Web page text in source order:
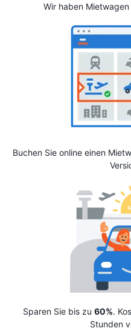
Wir haben
Buchen Sie online einen
Sparen Sie bis zu 60%.
Stunden